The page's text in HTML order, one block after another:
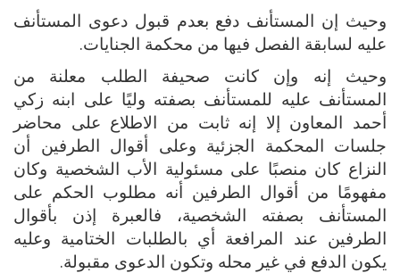
وحيث إن المستأنف دفع بعدم قبول دعوى المستأنف
عليه لسابقة الفصل فيها من محكمة الجنايات.
وحيث إنه وإن كانت صحيفة الطلب معلنة من
المستأنف عليه للمستأنف بصفته وليًا على ابنه زكي
أحمد المعاون إلا إنه ثابت من الاطلاع على محاضر
جلسات المحكمة الجزئية وعلى أقوال الطرفين أن
النزاع كان منصبًا على مسئولية الأب الشخصية وكان
مفهومًا من أقوال الطرفين أنه مطلوب الحكم على
المستأنف بصفته الشخصية، فالعبرة إذن بأقوال
الطرفين عند المرافعة أي بالطلبات الختامية وعليه
يكون الدفع في غير محله وتكون الدعوى مقبولة.